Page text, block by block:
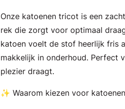
Onze katoenen tricot is een
rek die zorgt voor optimaal
katoen voelt de stof heerlijk fris
makkelijk in onderhoud. Perfect
plezier draagt.
✨ Waarom kiezen voor